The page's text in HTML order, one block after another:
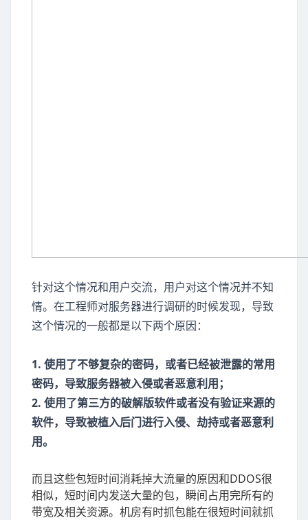
针对这个情况和用户交流，用户对这个情况并不知
情。在工程师对服务器进行调研的时候发现，导致
这个情况的一般都是以下两个原因：
1. 使用了不够复杂的密码，或者已经被泄露的常用
密码，导致服务器被入侵或者恶意利用；
2. 使用了第三方的破解版软件或者没有验证来源的
软件，导致被植入后门进行入侵、劫持或者恶意利
用。
而且这些包短时间消耗掉大流量的原因和DDOS很
相似，短时间内发送大量的包，瞬间占用完所有的
带宽及相关资源。机房有时抓包能在很短时间就抓